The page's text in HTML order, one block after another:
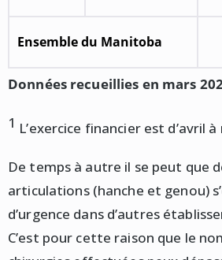
Ensemble du Manitoba
Données recueillies en mars
1 L’exercice financier est d’avril à
De temps à autre il se peut que
articulations (hanche et genou)
d’urgence dans d’autres
C’est pour cette raison que le